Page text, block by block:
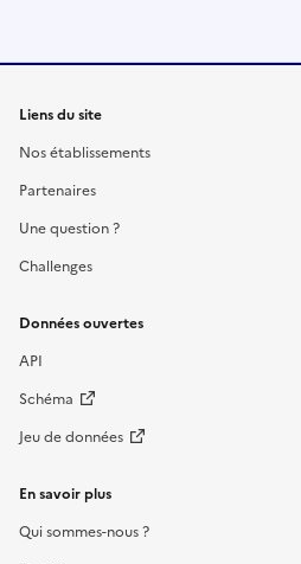
Liens du site
Nos établissements
Partenaires
Une question ?
Challenges
Données ouvertes
API
Schéma
Jeu de données
En savoir plus
Qui sommes-nous ?